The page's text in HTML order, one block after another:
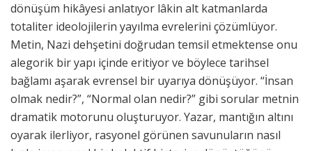
dönüşüm hikâyesi anlatıyor lâkin alt katmanlarda
totaliter ideolojilerin yayılma evrelerini çözümlüyor.
Metin, Nazi dehşetini doğrudan temsil etmektense onu
alegorik bir yapı içinde eritiyor ve böylece tarihsel
bağlamı aşarak evrensel bir uyarıya dönüşüyor. “İnsan
olmak nedir?”, “Normal olan nedir?” gibi sorular metnin
dramatik motorunu oluşturuyor. Yazar, mantığın altını
oyarak ilerliyor, rasyonel görünen savunuların nasıl